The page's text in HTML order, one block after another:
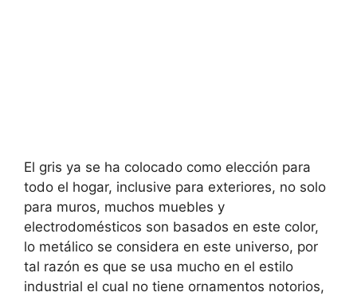
El gris ya se ha colocado como elección para
todo el hogar, inclusive para exteriores, no solo
para muros, muchos muebles y
electrodomésticos son basados en este color,
lo metálico se considera en este universo, por
tal razón es que se usa mucho en el estilo
industrial el cual no tiene ornamentos notorios,